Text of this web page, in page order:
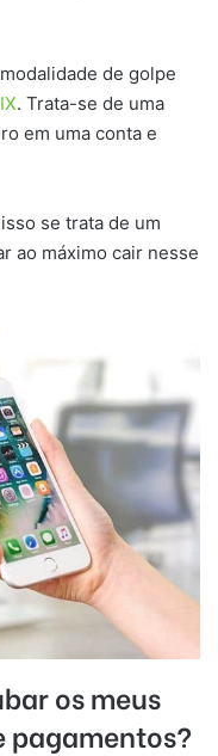
de golpe
. Trata-se de uma
em uma conta e
se trata de um
ao máximo cair nesse
os meus
pagamentos?